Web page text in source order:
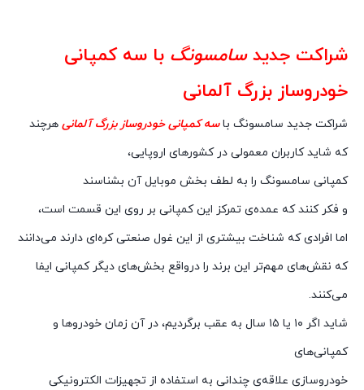
شراکت جدیدسامسونگ با سه کمپانی
خودروساز بزرگ آلمانی
شراکت جدید سامسونگ باسه کمپانی خودروساز بزرگ آلمانی هرچند
که شاید کاربران معمولی در کشورهای اروپایی،
کمپانی سامسونگ را به لطف بخش موبایل آن بشناسند
و فکر کنند که عمده‌ی تمرکز این کمپانی بر روی این قسمت است،
اما افرادی که شناخت بیشتری از این غول صنعتی کره‌ای دارند می‌دانند
که نقش‌های مهم‌تر این برند را درواقع بخش‌های دیگر کمپانی ایفا
می‌کنند.
شاید اگر ۱۰ یا ۱۵ سال به عقب برگردیم، در آن زمان خودروها و
کمپانی‌های
خودروسازی علاقه‌ی چندانی به استفاده از تجهیزات الکترونیکی